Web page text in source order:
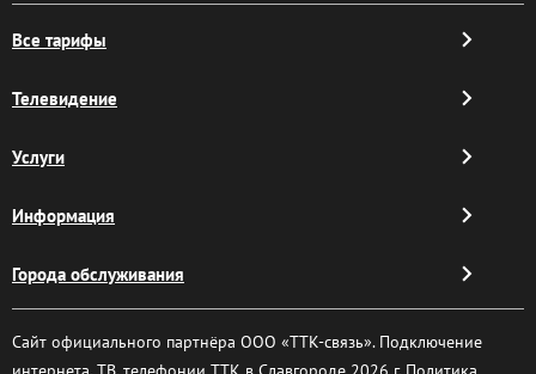
Все тарифы
Телевидение
Услуги
Информация
Города обслуживания
Сайт официального партнёра ООО «ТТК-связь». Подключение